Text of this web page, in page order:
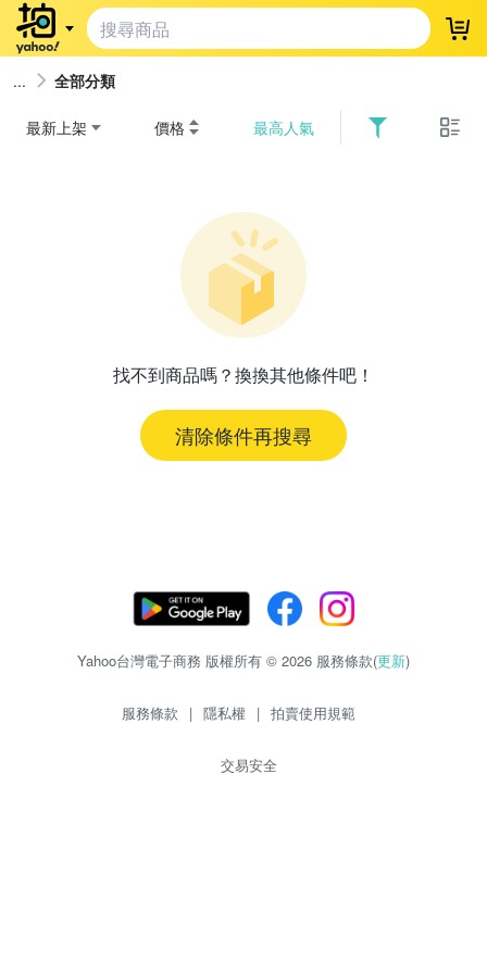
登
全部分類
最新上架 價格 最高人氣
找不到商品嗎？換換其他條件吧！
清除條件再搜尋
Yahoo台灣電子商務 版權所有 © 2026 服務條款(更新)
服務條款 | 隱私權 | 拍賣使用規範
交易安全